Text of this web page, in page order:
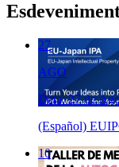
27
AGO
Data: 27 de
(Español)
10